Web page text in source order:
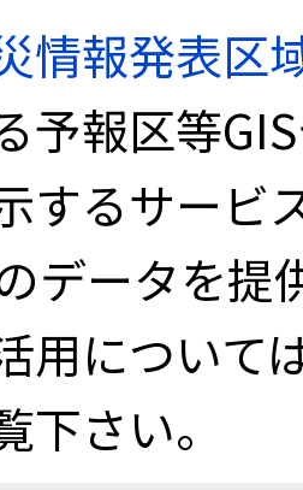
情報発表区
予報区等
するサービ
データを提
用について
下さい。